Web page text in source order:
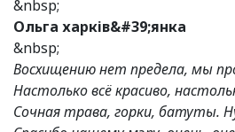
&nbsp;
Ольга харків&#39;янка
&nbsp;
Восхищению нет предела, мы
Настолько всё красиво,
Сочная трава, горки, батуты.